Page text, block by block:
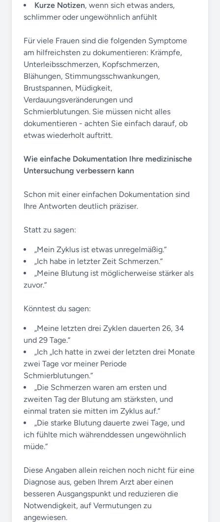
Kurze Notizen, wenn sich etwas anders,
schlimmer oder ungewöhnlich anfühlt
Für viele Frauen sind die folgenden Symptome
am hilfreichsten zu dokumentieren: Krämpfe,
Unterleibsschmerzen, Kopfschmerzen,
Blähungen, Stimmungsschwankungen,
Brustspannen, Müdigkeit,
Verdauungsveränderungen und
Schmierblutungen. Sie müssen nicht alles
dokumentieren - achten Sie einfach darauf, ob
etwas wiederholt auftritt.
Wie einfache Dokumentation Ihre medizinische
Untersuchung verbessern kann
Schon mit einer einfachen Dokumentation sind
Ihre Antworten deutlich präziser.
Statt zu sagen:
„Mein Zyklus ist etwas unregelmäßig.“
„Ich habe in letzter Zeit Schmerzen.“
„Meine Blutung ist möglicherweise stärker als
zuvor.“
Könntest du sagen:
„Meine letzten drei Zyklen dauerten 26, 34
und 29 Tage.“
„Ich „Ich hatte in zwei der letzten drei Monate
zwei Tage vor meiner Periode
Schmierblutungen.“
„Die Schmerzen waren am ersten und
zweiten Tag der Blutung am stärksten, und
einmal traten sie mitten im Zyklus auf.“
„Die starke Blutung dauerte zwei Tage, und
ich fühlte mich währenddessen ungewöhnlich
müde.“
Diese Angaben allein reichen noch nicht für eine
Diagnose aus, geben Ihrem Arzt aber einen
besseren Ausgangspunkt und reduzieren die
Notwendigkeit, auf Vermutungen zu
angewiesen.